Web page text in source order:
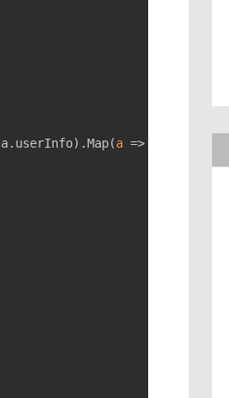
a.userInfo).Map(a =>